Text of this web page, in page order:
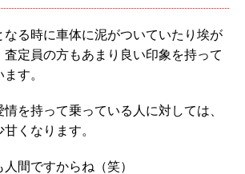
る時に車体に泥がついていたり埃が
定員の方もあまり良い印象を持って
す。
を持って乗っている人に対しては、
くなります。
間ですからね（笑）